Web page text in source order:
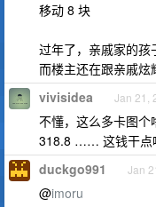
移动 8 块
过年了，亲戚家的孩
而楼主还在跟亲戚炫
vivisidea Jan 21,
不懂，这么多卡图
318.8 …… 这钱干点
duckgo991 Jan
@imoru